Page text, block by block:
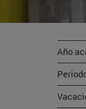
Año